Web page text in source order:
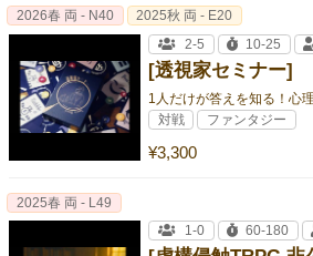
[透視家セミナー]
1人だけが答えを知る！心
¥3,300
2026春 両 - N40
2025秋 両 - E20
2-5
10-25
対戦 ファンタジー
2025春 両 - L49
1-0
60-180